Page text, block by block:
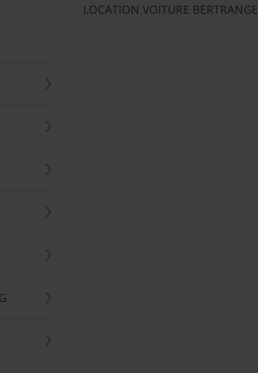
LOCATION VOITURE BERTRANGE